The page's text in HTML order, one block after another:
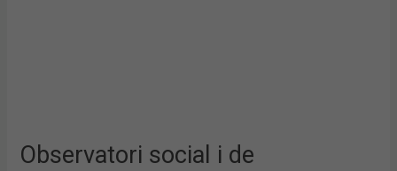
Observatori social i de